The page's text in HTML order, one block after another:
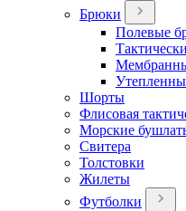
Брюки
Полевые
Шорты
Флисовая
Морские
Свитера
Толстовки
Жилеты
Футболки